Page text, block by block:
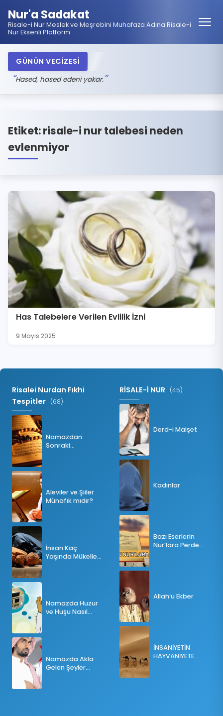
Nur'a Sadakat
Risale-i Nur Meslek ve Meşrebini Muhafaza Adına Risale-i
Nur Eksenli Platform
GÜNÜN VECİZESİ
Hased, hased edeni yakar.
Etiket:risale-i nur talebesi neden
evlenmiyor
Has Talebelere Verilen Evlilik İzni
9 Mayıs 2025
Risalei Nurdan Fıkhi
Tespitler (68)
Namazdan
Sonraki
Aleviler ve Şiiler
Münafık mıdır?
İnsan Kaç
Yaşında Mükellef
Namazda Huzur
ve Huşu Nasıl
Namazda Akla
Gelen Şeyler
RİSALE-İ NUR (45)
Derd-i Maişet
Kadınlar
Bazı Eserlerin
Nur’lara Perde
Allah’u Ekber
İNSANİYETİN
HAYVANİYETE